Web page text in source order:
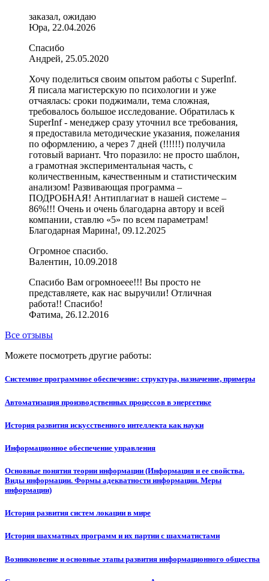
заказал, ожидаю
Юра, 22.04.2026
Спасибо
Андрей, 25.05.2020
Хочу поделиться своим опытом работы с SuperInf.
Я писала магистерскую по психологии и уже
отчаялась: сроки поджимали, тема сложная,
требовалось большое исследование. Обратилась к
SuperInf - менеджер сразу уточнил все требования,
я предоставила методические указания, пожелания
по оформлению, а через 7 дней (!!!!!!) получила
готовый вариант. Что поразило: не просто шаблон,
а грамотная экспериментальная часть, с
количественным, качественным и статистическим
анализом! Развивающая программа –
ПОДРОБНАЯ! Антиплагиат в нашей системе –
86%!!! Очень и очень благодарна автору и всей
компании, ставлю «5» по всем параметрам!
Благодарная Марина!, 09.12.2025
Огромное спасибо.
Валентин, 10.09.2018
Спасибо Вам огромноеее!!! Вы просто не
представляете, как нас выручили! Отличная
работа!! Спасибо!
Фатима, 26.12.2016
Все отзывы
Можете посмотреть другие работы:
Системное программное обеспечение: структура, назначение, примеры
Автоматизация производственных процессов в энергетике
История развития искусственного интеллекта как науки
Информационное обеспечение управления
Основные понятия теории информации (Информация и ее свойства.
Виды информации. Формы адекватности информации. Меры
информации)
История развития систем локации в мире
История шахматных программ и их партии с шахматистами
Возникновение и основные этапы развития информационного общества